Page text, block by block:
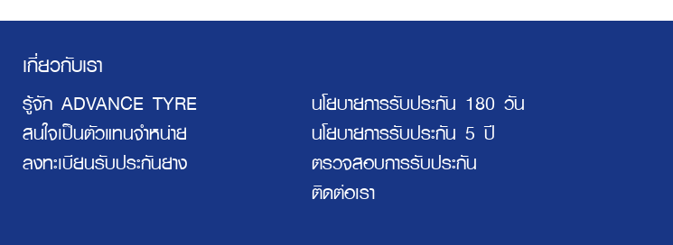
เกี่ยวกับเรา
รู้จัก ADVANCE TYRE
สนใจเป็นตัวแทนจำหน่าย
ลงทะเบียนรับประกันยาง
นโยบายการรับประกัน 180 วัน
นโยบายการรับประกัน 5 ปี
ตรวจสอบการรับประกัน
ติดต่อเรา